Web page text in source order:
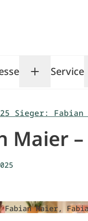
TOP Salon
ToggleService
Sieger:
Maier
Fabian Maier,